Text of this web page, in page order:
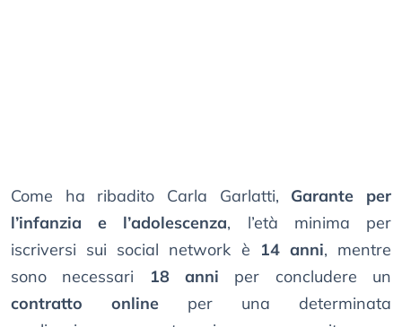
Come ha ribadito Carla Garlatti, Garante per
l’infanzia e l’adolescenza, l’età minima per
iscriversi sui social network è 14 anni, mentre
sono necessari
18 anni per concludere un
contratto online per una determinata